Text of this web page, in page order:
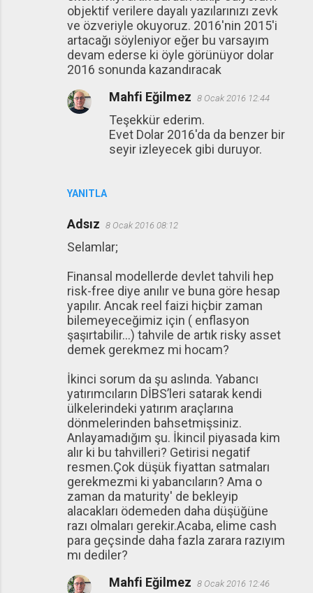
objektif verilere dayalı yazılarınızı zevk
ve özveriyle okuyoruz. 2016'nin 2015'i
artacağı söyleniyor eğer bu varsayım
devam ederse ki öyle görünüyor dolar
2016 sonunda kazandıracak
YANITLA
Mahfi Eğilmez 8 Ocak 2016 12:44
Teşekkür ederim.
Evet Dolar 2016'da da benzer bir
seyir izleyecek gibi duruyor.
Adsız 8 Ocak 2016 08:12
Selamlar;
Finansal modellerde devlet tahvili hep
risk-free diye anılır ve buna göre hesap
yapılır. Ancak reel faizi hiçbir zaman
bilemeyeceğimiz için ( enflasyon
şaşırtabilir...) tahvile de artık risky asset
demek gerekmez mi hocam?
İkinci sorum da şu aslında. Yabancı
yatırımcıların DİBS’leri satarak kendi
ülkelerindeki yatırım araçlarına
dönmelerinden bahsetmişsiniz.
Anlayamadığım şu. İkincil piyasada kim
alır ki bu tahvilleri? Getirisi negatif
resmen.Çok düşük fiyattan satmaları
gerekmezmi ki yabancıların? Ama o
zaman da maturity' de bekleyip
alacakları ödemeden daha düşüğüne
razı olmaları gerekir.Acaba, elime cash
para geçsinde daha fazla zarara razıyım
mı dediler?
Mahfi Eğilmez 8 Ocak 2016 12:46